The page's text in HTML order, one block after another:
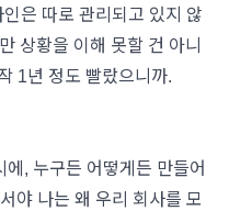
은 따로 관리되고 있지 않
상황을 이해 못할 건 아니
1년 정도 빨랐으니까.
, 누구든 어떻게든 만들어
야 나는 왜 우리 회사를 모